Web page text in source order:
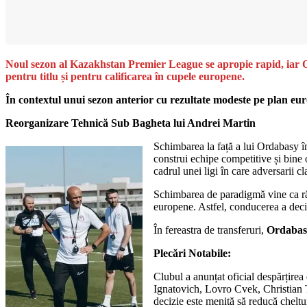
Noul sezon al Kazakhstan Premier League se apropie rapid, iar
pentru titlu și pentru calificarea în cupele europene.
În contextul unui sezon anterior cu rezultate modeste pe plan
Reorganizare Tehnică Sub Bagheta lui Andrei Martin
Schimbarea la față a lui Ordabasy
construi echipe competitive și bine
cadrul unei ligi în care adversarii
Schimbarea de paradigmă vine ca
europene. Astfel, conducerea a
În fereastra de transferuri,
Plecări Notabile:
Clubul a anunțat oficial
Ignatovich, Lovro Cvek, Christian
decizie este menită să reducă